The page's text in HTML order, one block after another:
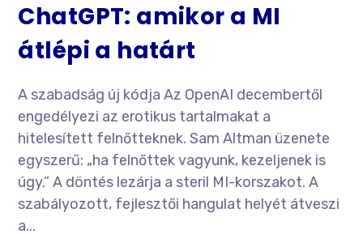
ChatGPT: amikor a MI
átlépi a határt
A szabadság új kódja Az OpenAI decembertől
engedélyezi az erotikus tartalmakat a
hitelesített felnőtteknek. Sam Altman üzenete
egyszerű: „ha felnőttek vagyunk, kezeljenek is
úgy.” A döntés lezárja a steril MI-korszakot. A
szabályozott, fejlesztői hangulat helyét átveszi
a...